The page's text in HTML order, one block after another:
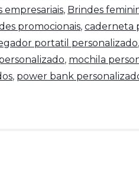
empresariais, Brindes
promocionais, caderneta
portatil personalizado,
, mochila
, power bank